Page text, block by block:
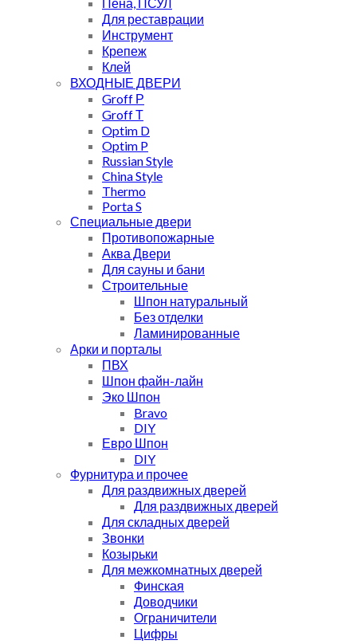
Пена, ПСУЛ
Для реставрации
Инструмент
Крепеж
Клей
ВХОДНЫЕ ДВЕРИ
Groff Р
Groff Т
Optim D
Optim P
Russian Style
China Style
Thermo
Porta S
Специальные двери
Противопожарные
Аква Двери
Для сауны и бани
Строительные
Шпон натуральный
Без отделки
Ламинированные
Арки и порталы
ПВХ
Шпон файн-лайн
Эко Шпон
Bravo
DIY
Евро Шпон
DIY
Фурнитура и прочее
Для раздвижных дверей
Для раздвижных дверей
Для складных дверей
Звонки
Козырьки
Для межкомнатных дверей
Финская
Доводчики
Ограничители
Цифры